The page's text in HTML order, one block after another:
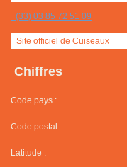
+(33) 03 85 72 51 09
Site officiel de Cuiseaux
Chiffres
Code pays :
Code postal :
Latitude :